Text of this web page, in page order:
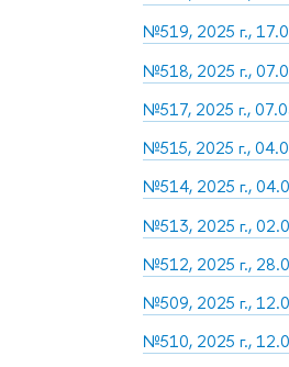
№519, 2025 г.,
№518, 2025 г.,
№517, 2025 г.,
№515, 2025 г.,
№514, 2025 г.,
№513, 2025 г.,
№512, 2025 г.,
№509, 2025 г.,
№510, 2025 г.,